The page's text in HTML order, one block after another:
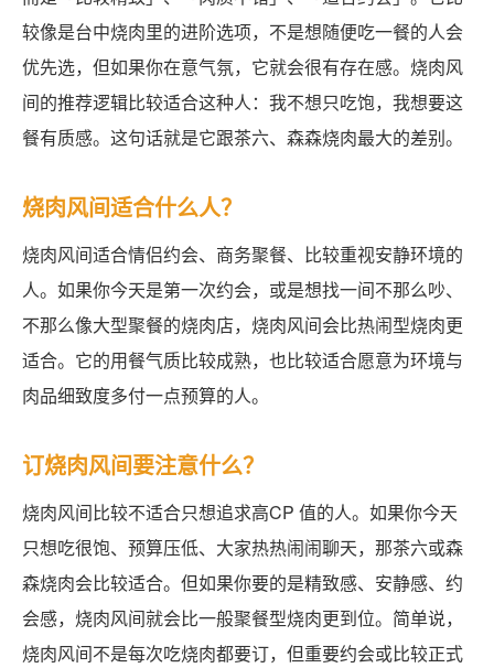
较像是台中烧肉里的进阶选项，不是想随便吃一餐的人会
优先选，但如果你在意气氛，它就会很有存在感。烧肉风
间的推荐逻辑比较适合这种人：我不想只吃饱，我想要这
餐有质感。这句话就是它跟茶六、森森烧肉最大的差别。
烧肉风间适合什么人？
烧肉风间适合情侣约会、商务聚餐、比较重视安静环境的
人。如果你今天是第一次约会，或是想找一间不那么吵、
不那么像大型聚餐的烧肉店，烧肉风间会比热闹型烧肉更
适合。它的用餐气质比较成熟，也比较适合愿意为环境与
肉品细致度多付一点预算的人。
订烧肉风间要注意什么？
烧肉风间比较不适合只想追求高CP 值的人。如果你今天
只想吃很饱、预算压低、大家热热闹闹聊天，那茶六或森
森烧肉会比较适合。但如果你要的是精致感、安静感、约
会感，烧肉风间就会比一般聚餐型烧肉更到位。简单说，
烧肉风间不是每次吃烧肉都要订，但重要约会或比较正式